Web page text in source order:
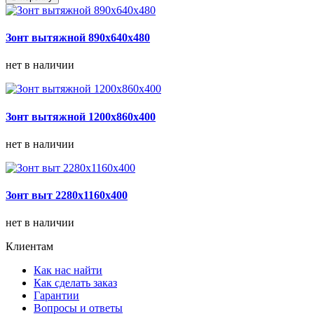
Зонт вытяжной 890х640х480
нет в наличии
Зонт вытяжной 1200х860х400
нет в наличии
Зонт выт 2280х1160х400
нет в наличии
Клиентам
Как нас найти
Как сделать заказ
Гарантии
Вопросы и ответы